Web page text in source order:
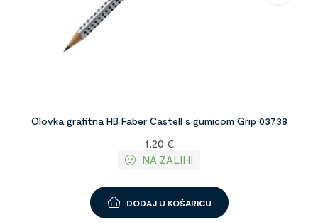
Olovka grafitna HB Faber Castell s gumicom Grip 03738
1,20 €
NA ZALIHI
DODAJ U KOŠARICU